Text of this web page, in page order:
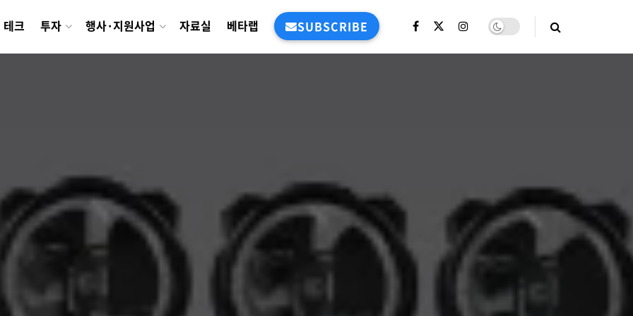
테크 투자 행사·지원사업 자료실 베타랩 SUBSCRIBE